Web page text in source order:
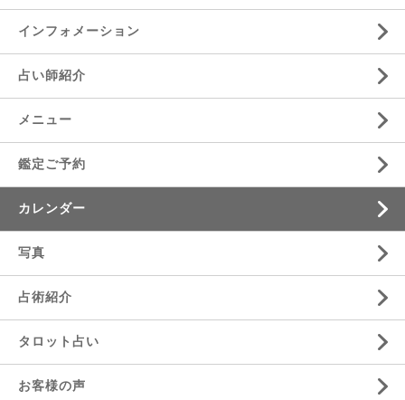
インフォメーション
占い師紹介
メニュー
鑑定ご予約
カレンダー
写真
占術紹介
タロット占い
お客様の声